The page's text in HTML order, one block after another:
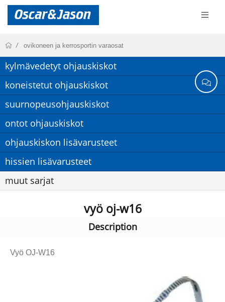
ovikoneen ja kerrosportin varaosat
kylmävedetyt ohjauskiskot
koneistetut ohjauskiskot
suurnopeusohjauskiskot
ontot ohjauskiskot
ohjauskiskon lisävarusteet
hissien lisävarusteet
muut sarjat
vyö oj-w16
Description
Vyö OJ-W16